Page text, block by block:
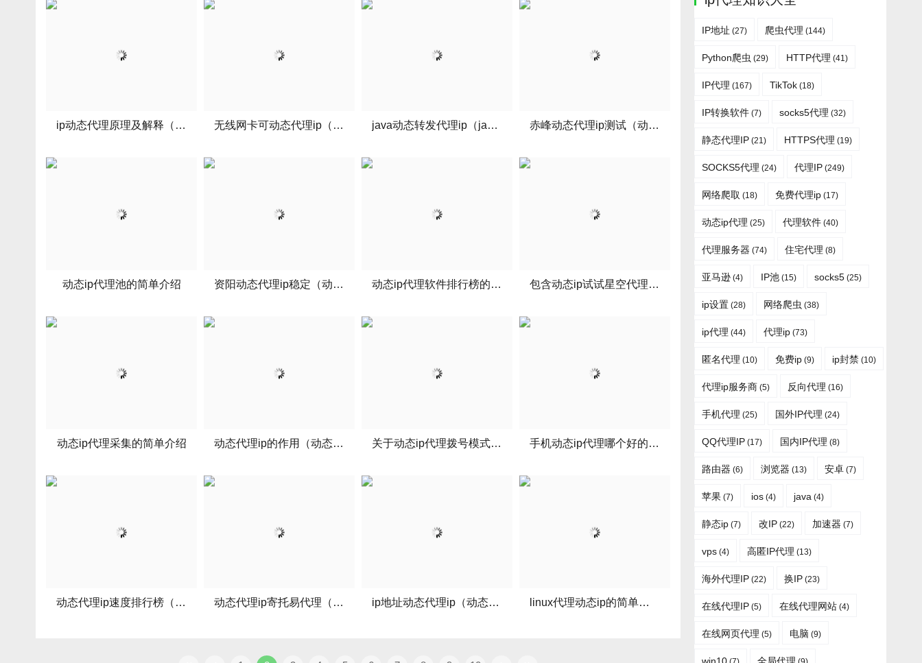
ip动态代理原理及解释（动态代理实现原理） 无线网卡可动态代理ip（网卡设置代理） java动态转发代理ip（java动态代理接口） 赤峰动态代理ip测试（动态代理 实现）
动态ip代理池的简单介绍 资阳动态代理ip稳定（动态代理有什么用） 动态ip代理软件排行榜的简单介绍 包含动态ip试试星空代理的词条
动态ip代理采集的简单介绍 动态代理ip的作用（动态代理是什么） 关于动态ip代理拨号模式的信息 手机动态ip代理哪个好的简单介绍
动态代理ip速度排行榜（动态代理接口） 动态代理ip寄托易代理（动态代理步骤） ip地址动态代理ip（动态代理接口） linux代理动态ip的简单介绍
IP地址 (27) 爬虫代理 (144)
Python爬虫 (29) HTTP代理 (41)
IP代理 (167) TikTok (18)
IP转换软件 (7) socks5代理 (32)
静态代理IP (21) HTTPS代理 (19)
SOCKS5代理 (24) 代理IP (249)
网络爬取 (18) 免费代理ip (17)
动态ip代理 (25) 代理软件 (40)
代理服务器 (74) 住宅代理 (8)
亚马逊 (4) IP池 (15) socks5 (25)
ip设置 (28) 网络爬虫 (38)
ip代理 (44) 代理ip (73)
匿名代理 (10) 免费ip (9) ip封禁 (10)
代理ip服务商 (5) 反向代理 (16)
手机代理 (25) 国外IP代理 (24)
QQ代理IP (17) 国内IP代理 (8)
路由器 (6) 浏览器 (13) 安卓 (7)
苹果 (7) ios (4) java (4)
静态ip (7) 改IP (22) 加速器 (7)
vps (4) 高匿IP代理 (13)
海外代理IP (22) 换IP (23)
在线代理IP (5) 在线代理网站 (4)
在线网页代理 (5) 电脑 (9)
win10 全局代理